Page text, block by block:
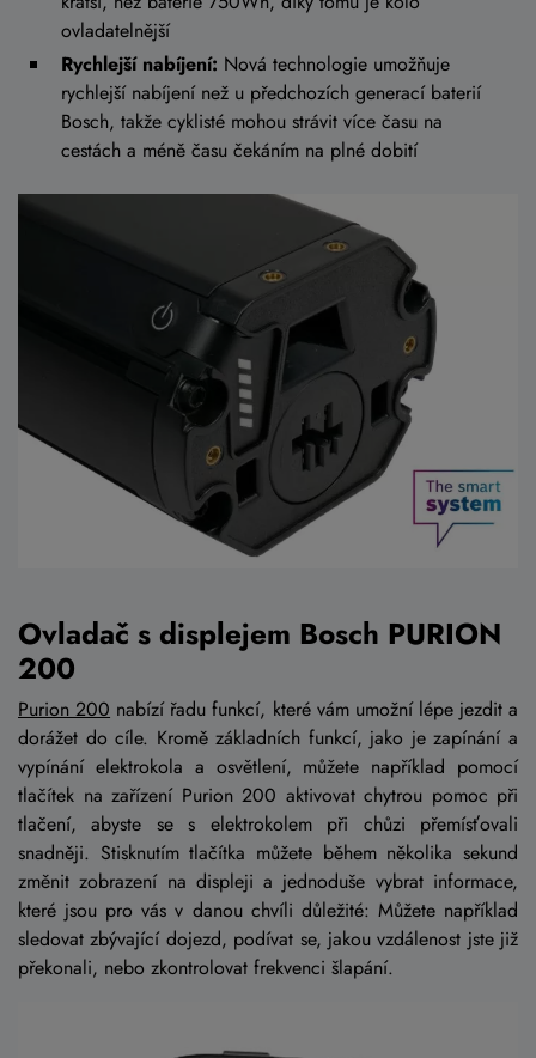
ovladatelnější
Rychlejší nabíjení: Nová technologie umožňuje
rychlejší nabíjení než u předchozích generací baterií
Bosch, takže cyklisté mohou strávit více času na
cestách a méně času čekáním na plné dobití
Ovladač s displejem Bosch PURION
200
Purion 200 nabízí řadu funkcí, které vám umožní lépe jezdit a
dorážet do cíle. Kromě základních funkcí, jako je zapínání a
vypínání elektrokola a osvětlení, můžete například pomocí
tlačítek na zařízení Purion 200 aktivovat chytrou pomoc při
tlačení, abyste se s elektrokolem při chůzi přemísťovali
snadněji. Stisknutím tlačítka můžete během několika sekund
změnit zobrazení na displeji a jednoduše vybrat informace,
které jsou pro vás v danou chvíli důležité: Můžete například
sledovat zbývající dojezd, podívat se, jakou vzdálenost jste již
překonali, nebo zkontrolovat frekvenci šlapání.